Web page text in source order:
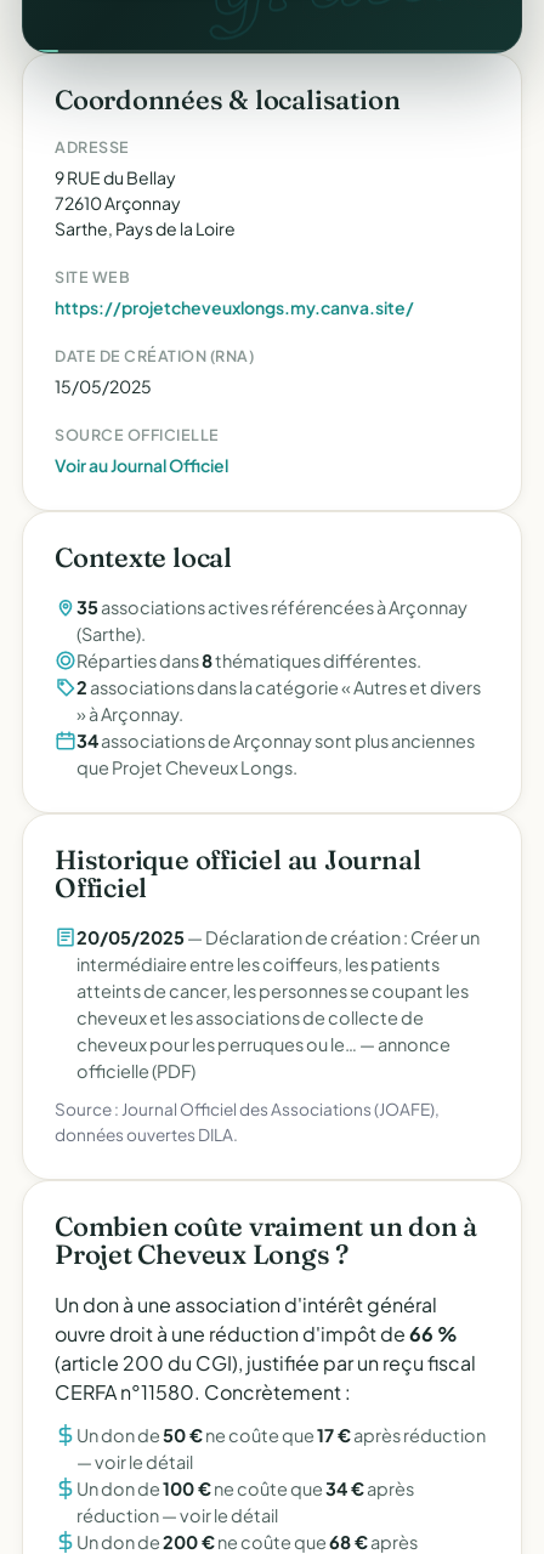
Coordonnées & localisation
ADRESSE
9 RUE du Bellay
72610 Arçonnay
Sarthe, Pays de la Loire
SITE WEB
https://projetcheveuxlongs.my.canva.site/
DATE DE CRÉATION (RNA)
15/05/2025
SOURCE OFFICIELLE
Voir au Journal Officiel
Contexte local
35associations actives référencées à Arçonnay
(Sarthe).
Réparties dans8thématiques différentes.
2 associations dans la catégorie « Autres et divers
» à Arçonnay.
34associations de Arçonnay sont plus anciennes
que Projet Cheveux Longs.
Historique officiel au Journal
Officiel
20/05/2025— Déclaration de création : Créer un
intermédiaire entre les coiffeurs, les patients
atteints de cancer, les personnes se coupant les
cheveux et les associations de collecte de
cheveux pour les perruques ou le… — annonce
officielle (PDF)
Source : Journal Officiel des Associations (JOAFE),
données ouvertes DILA.
Combien coûte vraiment un don à
Projet Cheveux Longs ?
Un don à une association d'intérêt général
ouvre droit à une réduction d'impôt de66 %
(article 200 du CGI), justifiée par un reçu fiscal
CERFA n°11580. Concrètement :
Un don de50 €ne coûte que17 €après réduction
—voir le détail
Un don de100 €ne coûte que34 €après
réduction —voir le détail
Un don de200 €ne coûte que68 €après